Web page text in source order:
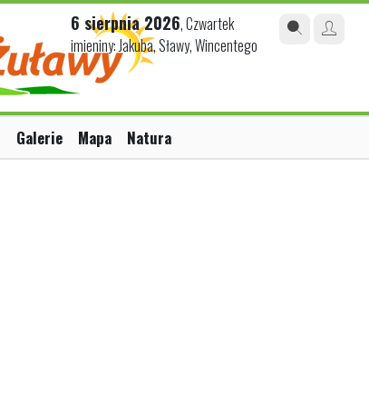
6 sierpnia 2026, Czwartek
imieniny: Jakuba, Sławy, Wincentego
Galerie Mapa Natura